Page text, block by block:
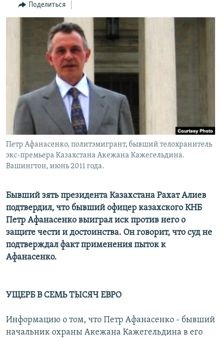
поискуЎЗБЕКЧА
TÜRKMENÇE
Все сайты РСЕ/РС
Поделиться
Петр Афанасенко, политэмигрант, бывший телохранитель
экс-премьера Казахстана Акежана Кажегельдина.
Вашингтон, июнь 2011 года.
Бывший зять президента Казахстана Рахат Алиев
подтвердил, что бывший офицер казахского КНБ
Петр Афанасенко выиграл иск против него о
защите чести и достоинства. Он говорит, что суд не
подтверждал факт применения пыток к
Афанасенко.
УЩЕРБ В СЕМЬ ТЫСЯЧ ЕВРО
Информацию о том, что Петр Афанасенко - бывший
начальник охраны Акежана Кажегельдина в его